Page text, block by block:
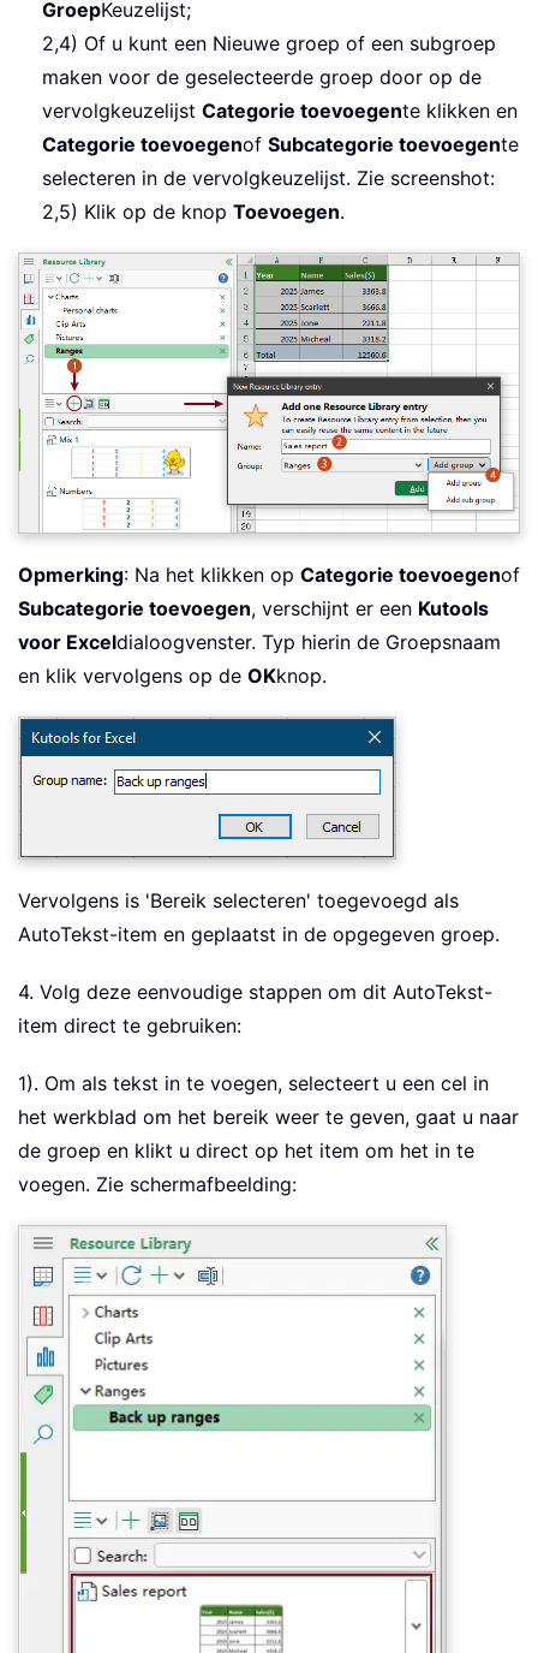
GroepKeuzelijst;
2,4) Of u kunt een Nieuwe groep of een subgroep
maken voor de geselecteerde groep door op de
vervolgkeuzelijst Categorie toevoegente klikken en
Categorie toevoegenof Subcategorie toevoegente
selecteren in de vervolgkeuzelijst. Zie screenshot:
2,5) Klik op de knop Toevoegen.
Opmerking: Na het klikken op Categorie toevoegenof
Subcategorie toevoegen, verschijnt er een Kutools
voor Exceldialoogvenster. Typ hierin de Groepsnaam
en klik vervolgens op de OKknop.
Vervolgens is 'Bereik selecteren' toegevoegd als
AutoTekst-item en geplaatst in de opgegeven groep.
4. Volg deze eenvoudige stappen om dit AutoTekst-
item direct te gebruiken:
1). Om als tekst in te voegen, selecteert u een cel in
het werkblad om het bereik weer te geven, gaat u naar
de groep en klikt u direct op het item om het in te
voegen. Zie schermafbeelding: